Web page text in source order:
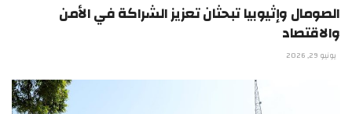
الصومال وإثيوبيا تبحثان تعزيز الشراكة في الأمن
والاقتصاد
يونيو 29, 2026